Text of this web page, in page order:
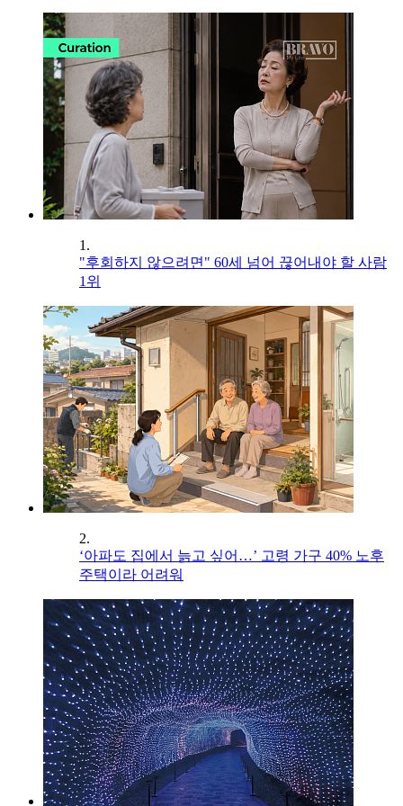
1.
"후회하지 않으려면" 60세 넘어 끊어내야 할 사람
1위
2.
‘아파도 집에서 늙고 싶어…’ 고령 가구 40% 노후
주택이라 어려워